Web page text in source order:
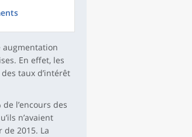
augmentation
En effet, les
taux d’intérêt
l’encours des
n’avaient
2015. La